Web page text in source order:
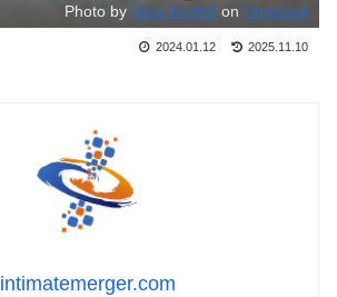
Photo by Sara Kurfeß on Unsplash
2024.01.12 2025.11.10
intimatemerger.com